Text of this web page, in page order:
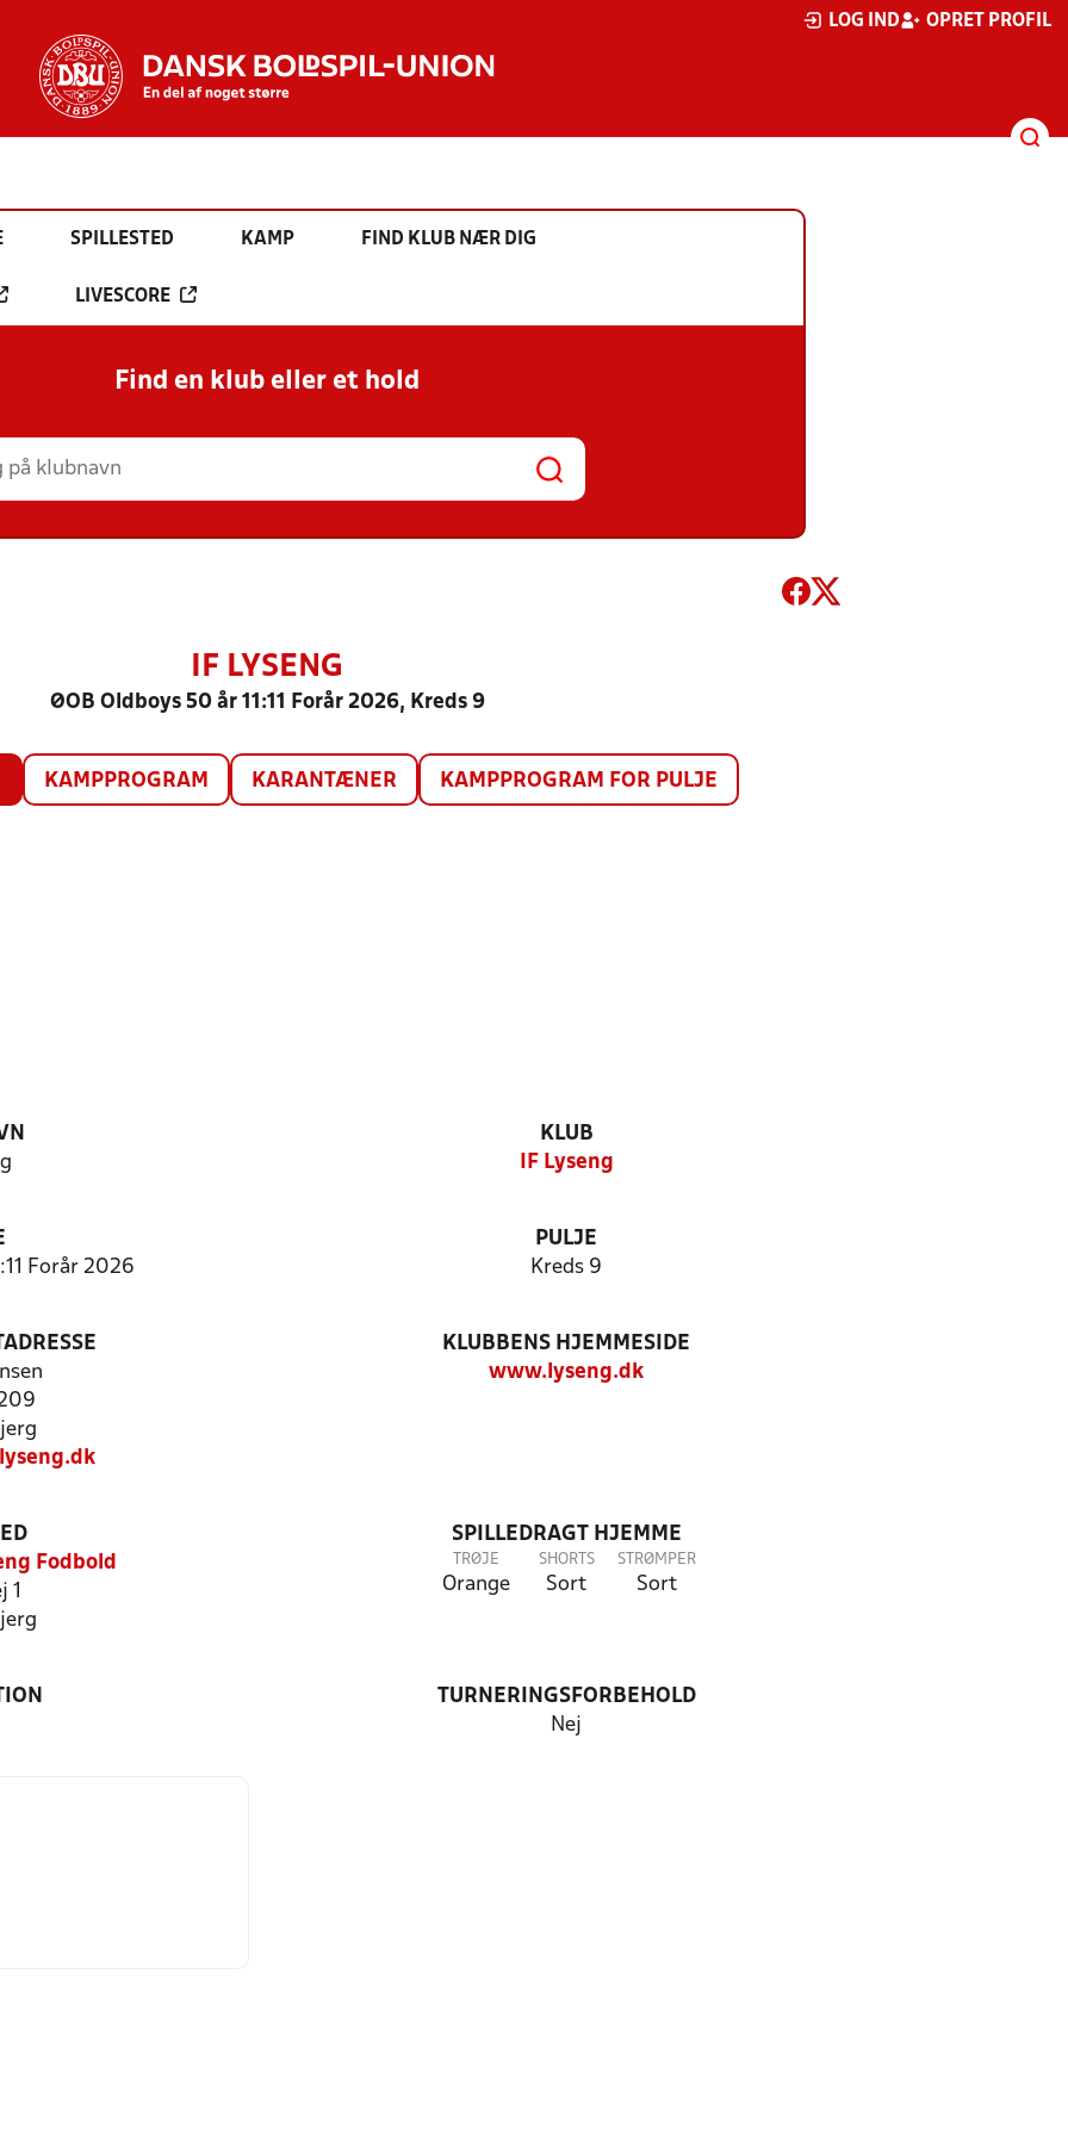
LOG IND OPRET PROFIL
SPILLESTED KAMP FIND KLUB NÆR DIG
LIVESCORE
Find en klub eller et hold
IF LYSENG
ØOB Oldboys 50 år 11:11 Forår 2026, Kreds 9
KAMPPROGRAM KARANTÆNER KAMPPROGRAM FOR PULJE
KLUB
IF Lyseng
Forår 2026
PULJE
Kreds 9
KLUBBENS HJEMMESIDE
www.lyseng.dk
Fodbold
1
SPILLEDRAGT HJEMME
TRØJE
Orange
SHORTS
Sort
STRØMPER
Sort
TURNERINGSFORBEHOLD
Nej